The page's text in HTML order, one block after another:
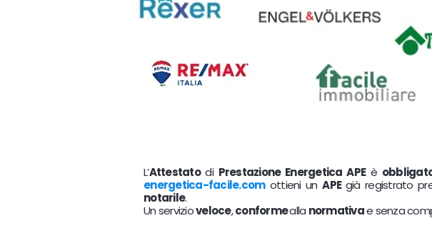
L’Attestatodi Prestazione Energetica APEè
energetica-facile.comottieni unAPE già registrato
notarile.
Un servizioveloce,conformealla normativae senza